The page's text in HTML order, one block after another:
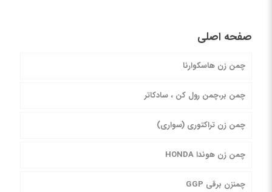
صفحه اصلی
چمن زن هاسکوارنا
چمن بر،چمن رول کن ، سادکاتر
چمن زن تراکتوری (سواری)
چمن زن هوندا HONDA
چمنزن برقی GGP